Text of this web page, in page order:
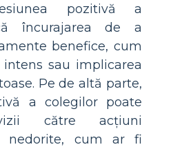
pozitivă a
încurajarea de a
benefice, cum
sau implicarea
Pe de altă parte,
a colegilor poate
către acțiuni
nedorite, cum ar fi